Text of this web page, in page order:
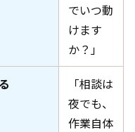
でいつ動
けます
か？」
「相談は
夜でも、
作業自体